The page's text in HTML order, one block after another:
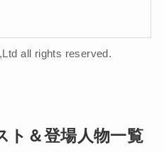
all rights reserved.
ト＆登場人物一覧